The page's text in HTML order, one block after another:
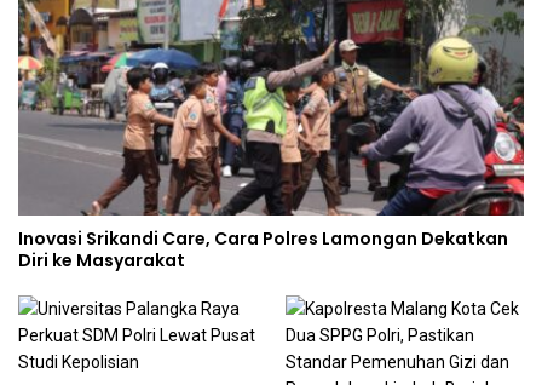
Inovasi Srikandi Care, Cara Polres Lamongan Dekatkan
Diri ke Masyarakat